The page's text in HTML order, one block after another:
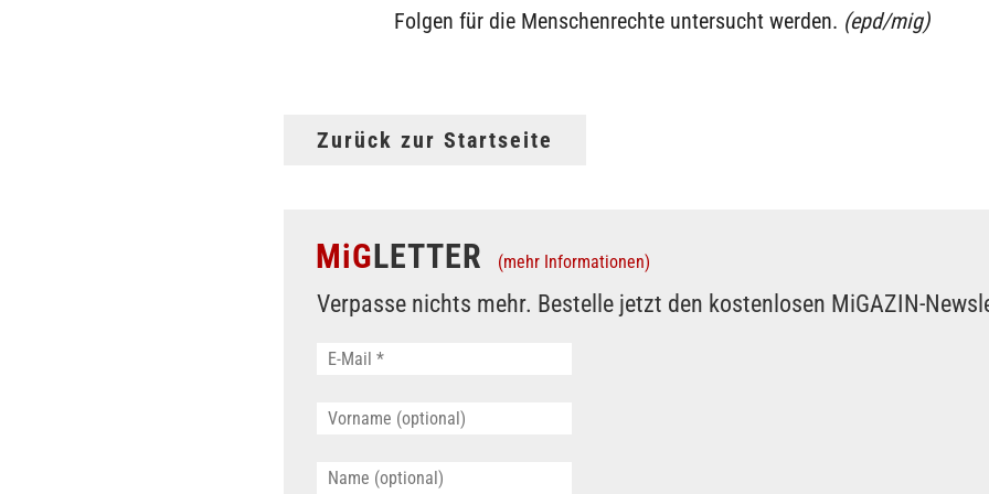
Folgen für die Menschenrechte untersucht werden. (epd/mig)
Zurück zur Startseite
MiGLETTER (mehr Informationen)
Verpasse nichts mehr. Bestelle jetzt den kostenlosen MiGAZIN-